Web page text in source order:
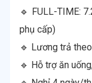
🔹 FULL-TIME:
phụ cấp)
🔹 Lương trả
🔹 Hỗ trợ ăn